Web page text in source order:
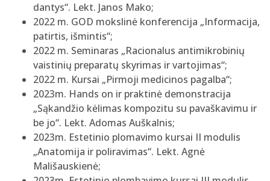
dantys“. Lekt. Janos Mako;
2022 m. GOD mokslinė konferencija „Informacija,
patirtis, išmintis“;
2022 m. Seminaras „Racionalus antimikrobinių
vaistinių preparatų skyrimas ir vartojimas“;
2022 m. Kursai „Pirmoji medicinos pagalba“;
2023m. Hands on ir praktinė demonstracija
„Sąkandžio kėlimas kompozitu su pavaškavimu ir
be jo“. Lekt. Adomas Auškalnis;
2023m. Estetinio plomavimo kursai II modulis
„Anatomija ir poliravimas“. Lekt. Agnė
Mališauskienė;